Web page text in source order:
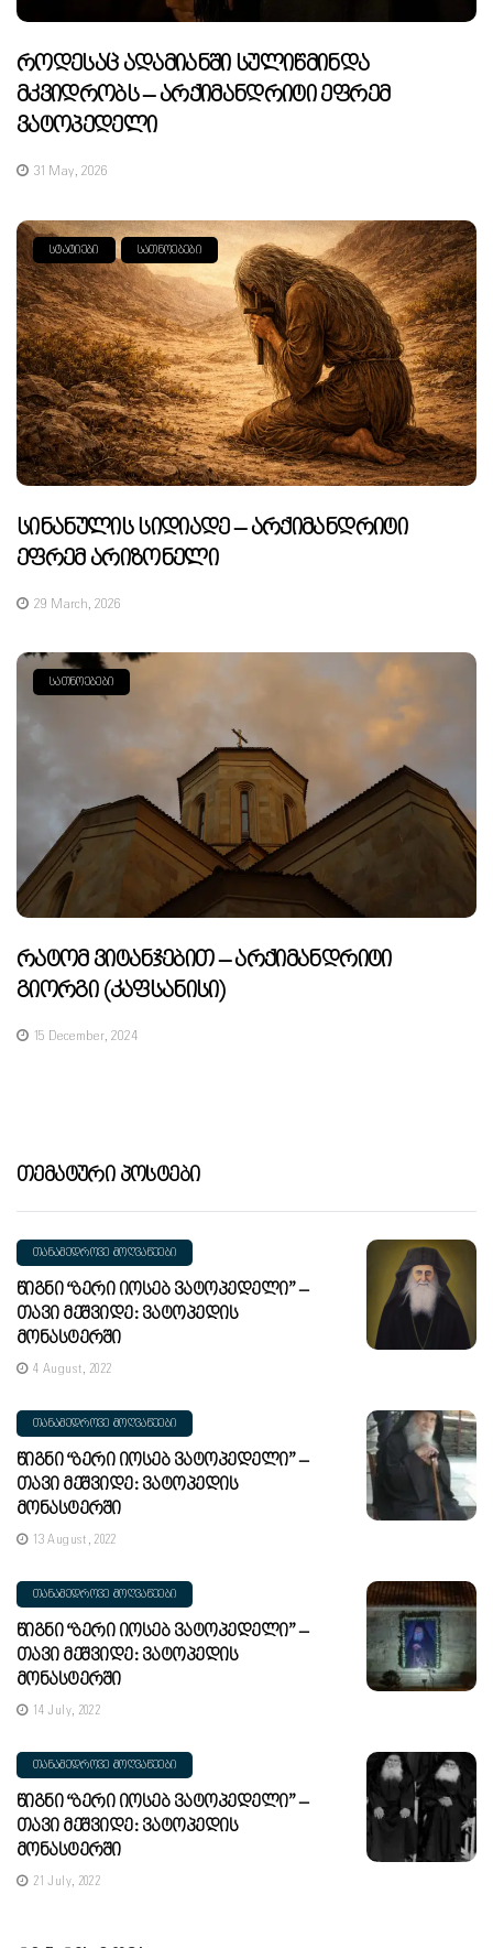
Როდესაც Ადამიანში Სულიწმინდა
Მკვიდრობს – Არქიმანდრიტი Ეფრემ
Ვატოპედელი
31 May, 2026
ᲡᲢᲐᲢᲘᲔᲑᲘ ᲡᲐᲗᲜᲝᲔᲑᲔᲑᲘ
Სინანულის Სიდიადე – Არქიმანდრიტი
Ეფრემ Არიზონელი
29 March, 2026
ᲡᲐᲗᲜᲝᲔᲑᲔᲑᲘ
Რატომ Ვიტანჯებით – Არქიმანდრიტი
Გიორგი (კაფსანისი)
15 December, 2024
Თემატური Პოსტები
ᲗᲐᲜᲐᲛᲔᲓᲠᲝᲕᲔ ᲛᲝᲦᲕᲐᲬᲔᲔᲑᲘ
Წიგნი “ბერი Იოსებ Ვატოპედელი” –
Თავი Მეშვიდე: Ვატოპედის
Მონასტერში
4 August, 2022
ᲗᲐᲜᲐᲛᲔᲓᲠᲝᲕᲔ ᲛᲝᲦᲕᲐᲬᲔᲔᲑᲘ
Წიგნი “ბერი Იოსებ Ვატოპედელი” –
Თავი Მეშვიდე: Ვატოპედის
Მონასტერში
13 August, 2022
ᲗᲐᲜᲐᲛᲔᲓᲠᲝᲕᲔ ᲛᲝᲦᲕᲐᲬᲔᲔᲑᲘ
Წიგნი “ბერი Იოსებ Ვატოპედელი” –
Თავი Მეშვიდე: Ვატოპედის
Მონასტერში
14 July, 2022
ᲗᲐᲜᲐᲛᲔᲓᲠᲝᲕᲔ ᲛᲝᲦᲕᲐᲬᲔᲔᲑᲘ
Წიგნი “ბერი Იოსებ Ვატოპედელი” –
Თავი Მეშვიდე: Ვატოპედის
Მონასტერში
21 July, 2022